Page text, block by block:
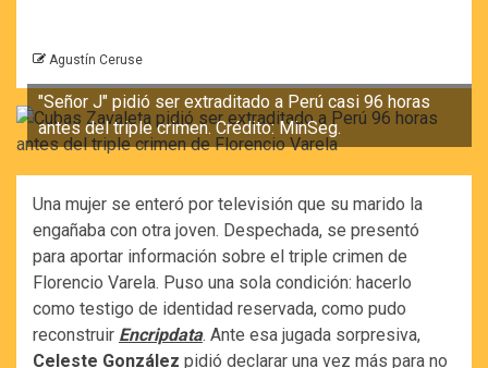
Agustín Ceruse
"Señor J" pidió ser extraditado a Perú casi 96 horas
antes del triple crimen. Crédito: MinSeg.
Una mujer se enteró por televisión que su marido la
engañaba con otra joven. Despechada, se presentó
para aportar información sobre el triple crimen de
Florencio Varela. Puso una sola condición: hacerlo
como testigo de identidad reservada, como pudo
reconstruir Encripdata. Ante esa jugada sorpresiva,
Celeste González pidió declarar una vez más para no